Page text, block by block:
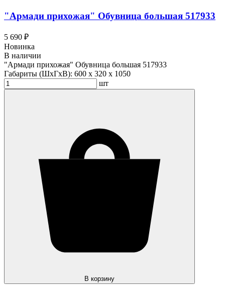
"Армади прихожая" Обувница большая 517933
5 690 ₽
Новинка
В наличии
"Армади прихожая" Обувница большая 517933
Габариты (ШхГхВ): 600 x 320 x 1050
шт
В корзину